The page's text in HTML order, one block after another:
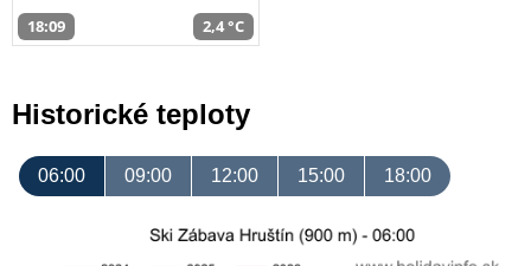
18:09 2,4 °C
Historické teploty
06:00 09:00 12:00 15:00 18:00